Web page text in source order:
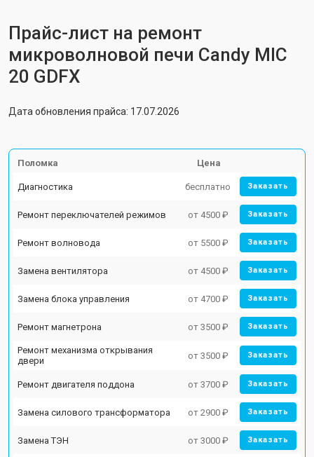
Прайс-лист на ремонт
микроволновой печи Candy MIC
20 GDFX
Дата обновления прайса: 17.07.2026
Поломка Цена
Диагностика бесплатно Заказать
Ремонт переключателей режимов от 4500 ₽ Заказать
Ремонт волновода от 5500 ₽ Заказать
Замена вентилятора от 4500 ₽ Заказать
Замена блока управления от 4700 ₽ Заказать
Ремонт магнетрона от 3500 ₽ Заказать
Ремонт механизма открывания
двери
от 3500 ₽ Заказать
Ремонт двигателя поддона от 3700 ₽ Заказать
Замена силового трансформатора от 2900 ₽ Заказать
Замена ТЭН от 3000 ₽ Заказать